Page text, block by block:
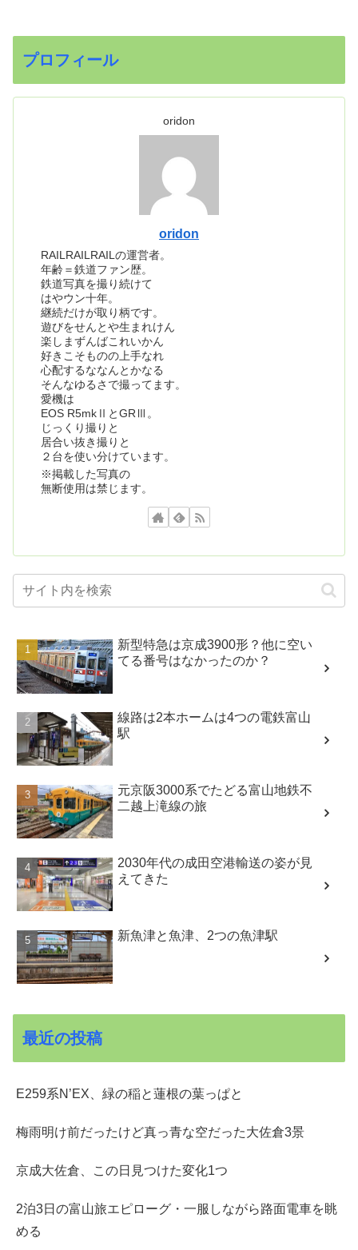
プロフィール
oridon
oridon
RAILRAILRAILの運営者。
年齢＝鉄道ファン歴。
鉄道写真を撮り続けて
はやウン十年。
継続だけが取り柄です。
遊びをせんとや生まれけん
楽しまずんばこれいかん
好きこそものの上手なれ
心配するななんとかなる
そんなゆるさで撮ってます。
愛機は
EOS R5mkⅡとGRⅢ。
じっくり撮りと
居合い抜き撮りと
２台を使い分けています。
※掲載した写真の
無断使用は禁じます。
新型特急は京成3900形？他に空い
てる番号はなかったのか？
線路は2本ホームは4つの電鉄富山
駅
元京阪3000系でたどる富山地鉄不
二越上滝線の旅
2030年代の成田空港輸送の姿が見
えてきた
新魚津と魚津、2つの魚津駅
最近の投稿
E259系N’EX、緑の稲と蓮根の葉っぱと
梅雨明け前だったけど真っ青な空だった大佐倉3景
京成大佐倉、この日見つけた変化1つ
2泊3日の富山旅エピローグ・一服しながら路面電車を眺
める